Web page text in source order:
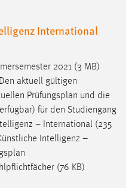
International
2021 (3 MB)
Den aktuell gültigen
Prüfungsplan und die
für den Studiengang
– International (235
Intelligenz –
(76 KB)